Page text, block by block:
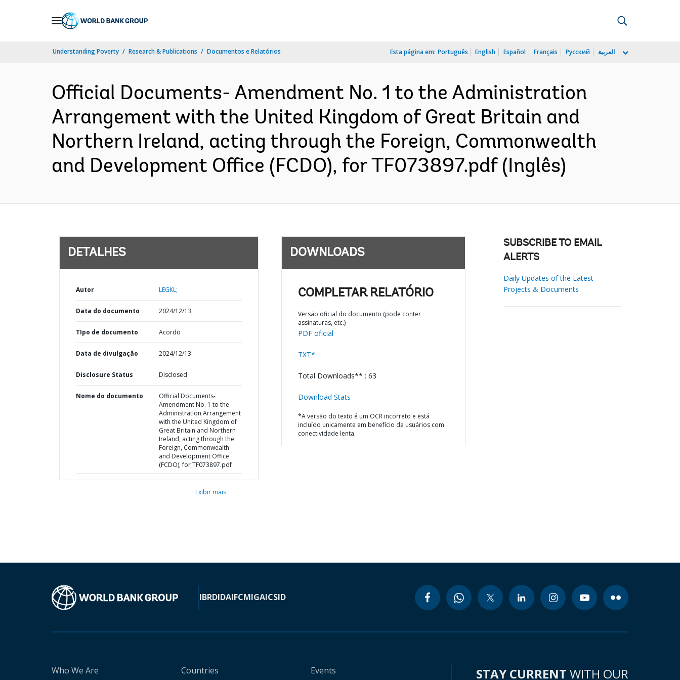
Understanding Poverty Research & Publications Documentos e Relatórios Esta página em: Português English Español Français Русский العربية
Official Documents- Amendment No. 1 to the Administration
Arrangement with the United Kingdom of Great Britain and
Northern Ireland, acting through the Foreign, Commonwealth
and Development Office (FCDO), for TF073897.pdf (Inglês)
DETALHES
Autor LEGKL;
Data do documento 2024/12/13
TIpo de documento Acordo
Data de divulgação 2024/12/13
Disclosure Status Disclosed
Nome do documento
Official Documents-
Amendment No. 1 to the
Administration Arrangement
with the United Kingdom of
Great Britain and Northern
Ireland, acting through the
Foreign, Commonwealth
and Development Office
(FCDO), for TF073897.pdf
Exibir mais
DOWNLOADS
COMPLETAR RELATÓRIO
Versão oficial do documento (pode conter
assinaturas, etc.)
PDF oficial
TXT*
Total Downloads** : 63
Download Stats
*A versão do texto é um OCR incorreto e está
incluído unicamente em benefício de usuários com
conectividade lenta.
SUBSCRIBE TO EMAIL
ALERTS
Daily Updates of the Latest
Projects & Documents
IBRDIDAIFCMIGAICSID
Who We Are Countries Events STAY CURRENT WITH OUR